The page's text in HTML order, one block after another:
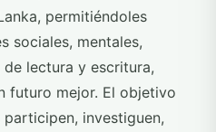
permitiéndoles
sociales, mentales,
lectura y escritura,
futuro mejor. El objetivo
investiguen,